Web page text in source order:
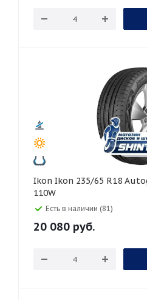
Ikon Ikon 235/65 R18 Autograph Ultra 2 SUV
110W
Есть в наличии (81)
20 080 руб.